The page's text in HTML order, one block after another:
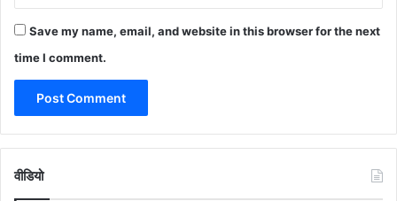
Save my name, email, and website in this browser for the next
time I comment.
वीडियो